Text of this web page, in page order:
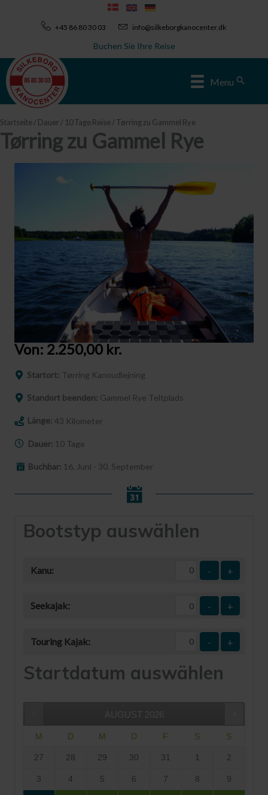
+45 86 80 30 03 info@silkeborgkanocenter.dk
Buchen Sie Ihre Reise
Menu
Startseite/ Dauer / 10 Tage Reise/ Tørring zu Gammel Rye
Tørring zu Gammel Rye
Von: 2.250,00 kr.
Startort: Tørring Kanoudlejning
Standort beenden: Gammel Rye Teltplads
Länge: 43 Kilometer
Dauer: 10 Tage
Buchbar: 16. Juni - 30. September
Bootstyp auswählen
Kanu: - +
Seekajak: - +
Touring Kajak: - +
Startdatum auswählen
AUGUST 2026
M D M D F S S
27 28 29 30 31 1 2
3 4 5 6 7 8 9